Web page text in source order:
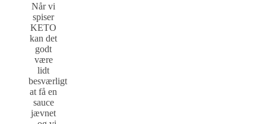
Når vi
spiser
KETO
kan det
godt
være
lidt
besværligt
at få en
sauce
jævnet